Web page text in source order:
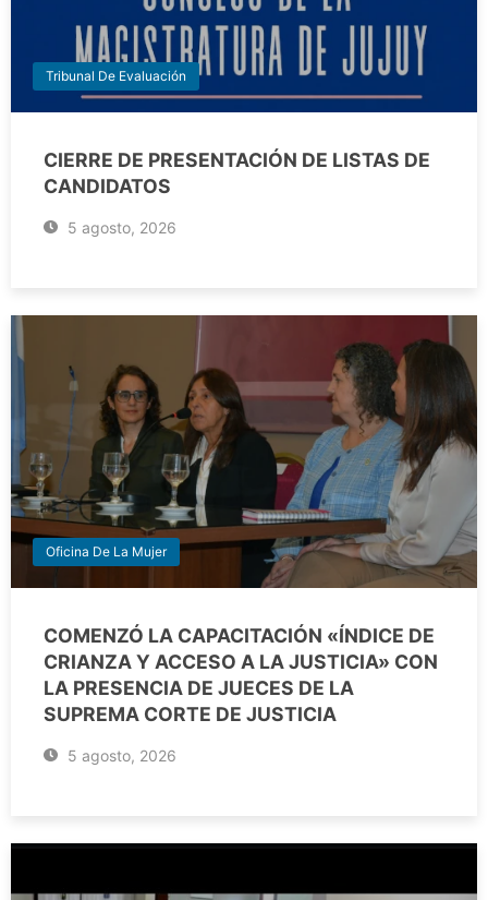
Tribunal De Evaluación
CIERRE DE PRESENTACIÓN DE LISTAS DE
CANDIDATOS
5 agosto, 2026
Oficina De La Mujer
COMENZÓ LA CAPACITACIÓN «ÍNDICE DE
CRIANZA Y ACCESO A LA JUSTICIA» CON
LA PRESENCIA DE JUECES DE LA
SUPREMA CORTE DE JUSTICIA
5 agosto, 2026